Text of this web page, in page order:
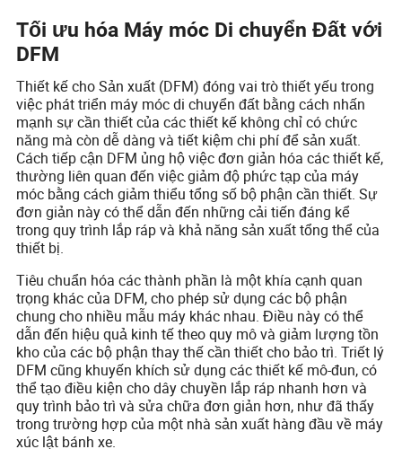
Tối ưu hóa Máy móc Di chuyển Đất với
DFM
Thiết kế cho Sản xuất (DFM) đóng vai trò thiết yếu trong
việc phát triển máy móc di chuyển đất bằng cách nhấn
mạnh sự cần thiết của các thiết kế không chỉ có chức
năng mà còn dễ dàng và tiết kiệm chi phí để sản xuất.
Cách tiếp cận DFM ủng hộ việc đơn giản hóa các thiết kế,
thường liên quan đến việc giảm độ phức tạp của máy
móc bằng cách giảm thiểu tổng số bộ phận cần thiết. Sự
đơn giản này có thể dẫn đến những cải tiến đáng kể
trong quy trình lắp ráp và khả năng sản xuất tổng thể của
thiết bị.
Tiêu chuẩn hóa các thành phần là một khía cạnh quan
trọng khác của DFM, cho phép sử dụng các bộ phận
chung cho nhiều mẫu máy khác nhau. Điều này có thể
dẫn đến hiệu quả kinh tế theo quy mô và giảm lượng tồn
kho của các bộ phận thay thế cần thiết cho bảo trì. Triết lý
DFM cũng khuyến khích sử dụng các thiết kế mô-đun, có
thể tạo điều kiện cho dây chuyền lắp ráp nhanh hơn và
quy trình bảo trì và sửa chữa đơn giản hơn, như đã thấy
trong trường hợp của một nhà sản xuất hàng đầu về máy
xúc lật bánh xe.